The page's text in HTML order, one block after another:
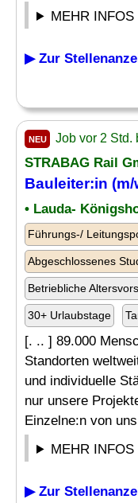
MEHR
▶ Zur
NEU Job vor 2 Std.
STRABAG Rail
Bauleiter:in
• Lauda-
Führungs-/
Abgeschlossenes
Betriebliche
30+ Urlaubstage
[. .. ] 89.000
Standorten
und individuelle
nur unsere
Einzelne:n von
MEHR
▶ Zur